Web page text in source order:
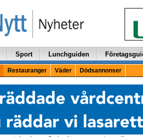
Sport Lunchguiden
Restauranger Väder Dödsannonser